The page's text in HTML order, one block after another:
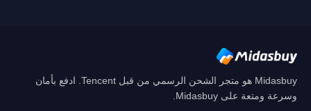
Midasbuy هو متجر الشحن الرسمي من قبل Tencent. ادفع بأمان
وسرعة ومتعة على Midasbuy.